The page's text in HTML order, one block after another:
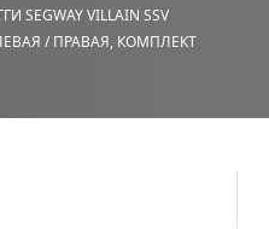
SEGWAY VILLAIN SSV
/ ПРАВАЯ, КОМПЛЕКТ